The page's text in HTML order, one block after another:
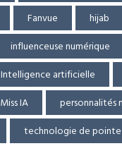
Fanvue
hijab
influenceuse numérique
Intelligence artificielle
Miss IA
personnalités
technologie de pointe